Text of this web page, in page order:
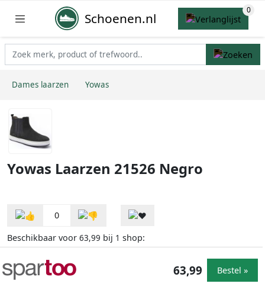
Schoenen.nl
Dames laarzen Yowas
Yowas Laarzen 21526 Negro
0
Beschikbaar voor 63,99 bij 1 shop:
63,99 Bestel »